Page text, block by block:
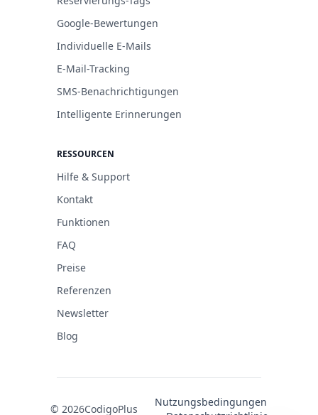
Google-Bewertungen
Individuelle E-Mails
E-Mail-Tracking
SMS-Benachrichtigungen
Intelligente Erinnerungen
RESSOURCEN
Hilfe & Support
Kontakt
Funktionen
FAQ
Preise
Referenzen
Newsletter
Blog
© 2026CodigoPlus
Nutzungsbedingungen